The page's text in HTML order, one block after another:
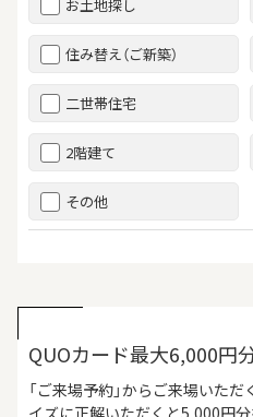
お土地探し
住み替え（ご新築）
二世帯住宅
2階建て
その他
QUOカード最大6,000円
「ご来場予約」からご来場いた
イズに正解いただくと5,000円分